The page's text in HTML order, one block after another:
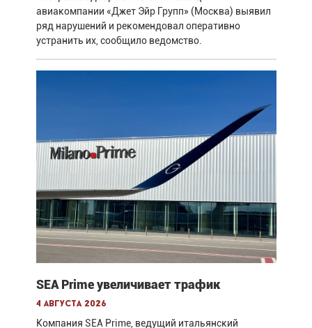
авиакомпании «Джет Эйр Групп» (Москва) выявил
ряд нарушений и рекомендовал оперативно
устранить их, сообщило ведомство.
SEA Prime увеличивает трафик
4 августа 2026
Компания SEA Prime, ведущий итальянский